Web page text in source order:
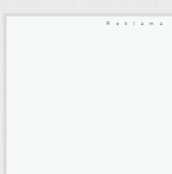
Reklama